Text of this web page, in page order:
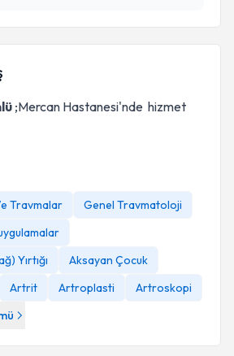
;Mercan Hastanesi'nde hizmet
Travmalar
Genel Travmatoloji
Yırtığı
Aksayan Çocuk
Artrit Artroplasti
Artroskopi